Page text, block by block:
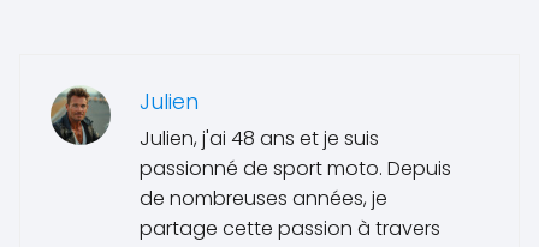
Julien
Julien, j'ai 48 ans et je suis
passionné de sport moto. Depuis
de nombreuses années, je
partage cette passion à travers